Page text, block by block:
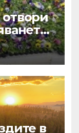
в